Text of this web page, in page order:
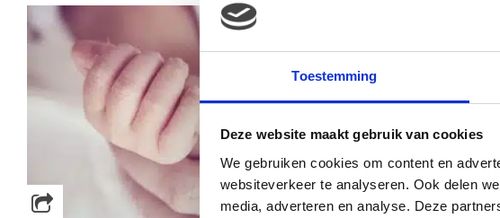
Toestemming
Deze website maakt gebruik van cookies
We gebruiken cookies om content en
websiteverkeer te analyseren. Ook delen
media, adverteren en analyse. Deze